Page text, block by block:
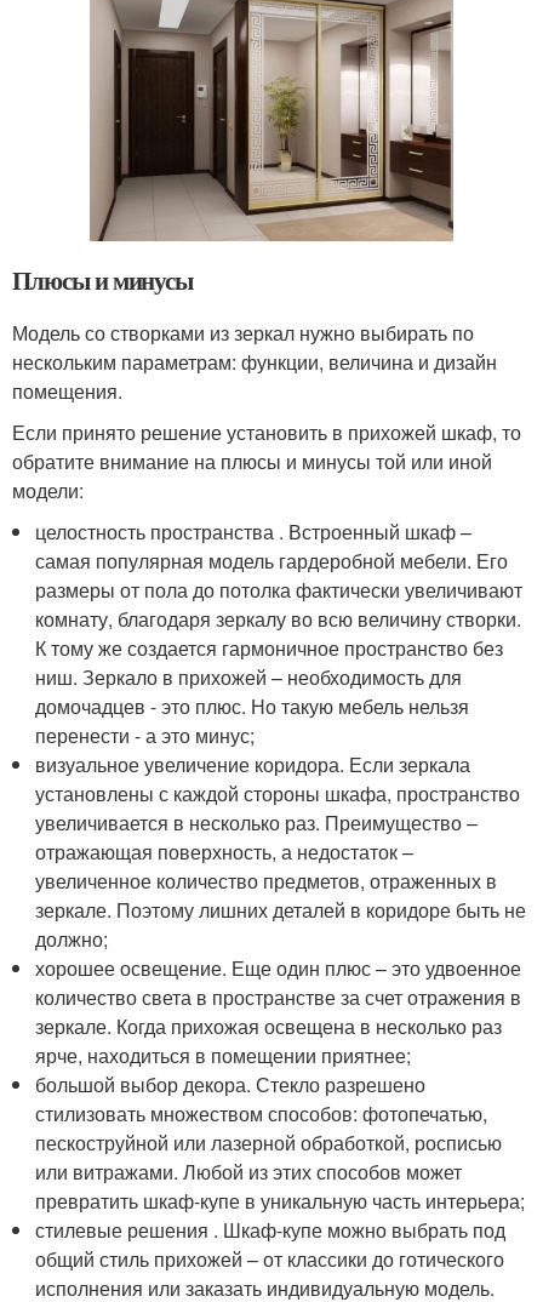
Плюсы и минусы
Модель со створками из зеркал нужно выбирать по
нескольким параметрам: функции, величина и дизайн
помещения.
Если принято решение установить в прихожей шкаф, то
обратите внимание на плюсы и минусы той или иной
модели:
целостность пространства . Встроенный шкаф –
самая популярная модель гардеробной мебели. Его
размеры от пола до потолка фактически увеличивают
комнату, благодаря зеркалу во всю величину створки.
К тому же создается гармоничное пространство без
ниш. Зеркало в прихожей – необходимость для
домочадцев - это плюс. Но такую мебель нельзя
перенести - а это минус;
визуальное увеличение коридора. Если зеркала
установлены с каждой стороны шкафа, пространство
увеличивается в несколько раз. Преимущество –
отражающая поверхность, а недостаток –
увеличенное количество предметов, отраженных в
зеркале. Поэтому лишних деталей в коридоре быть не
должно;
хорошее освещение. Еще один плюс – это удвоенное
количество света в пространстве за счет отражения в
зеркале. Когда прихожая освещена в несколько раз
ярче, находиться в помещении приятнее;
большой выбор декора. Стекло разрешено
стилизовать множеством способов: фотопечатью,
пескоструйной или лазерной обработкой, росписью
или витражами. Любой из этих способов может
превратить шкаф-купе в уникальную часть интерьера;
стилевые решения . Шкаф-купе можно выбрать под
общий стиль прихожей – от классики до готического
исполнения или заказать индивидуальную модель.